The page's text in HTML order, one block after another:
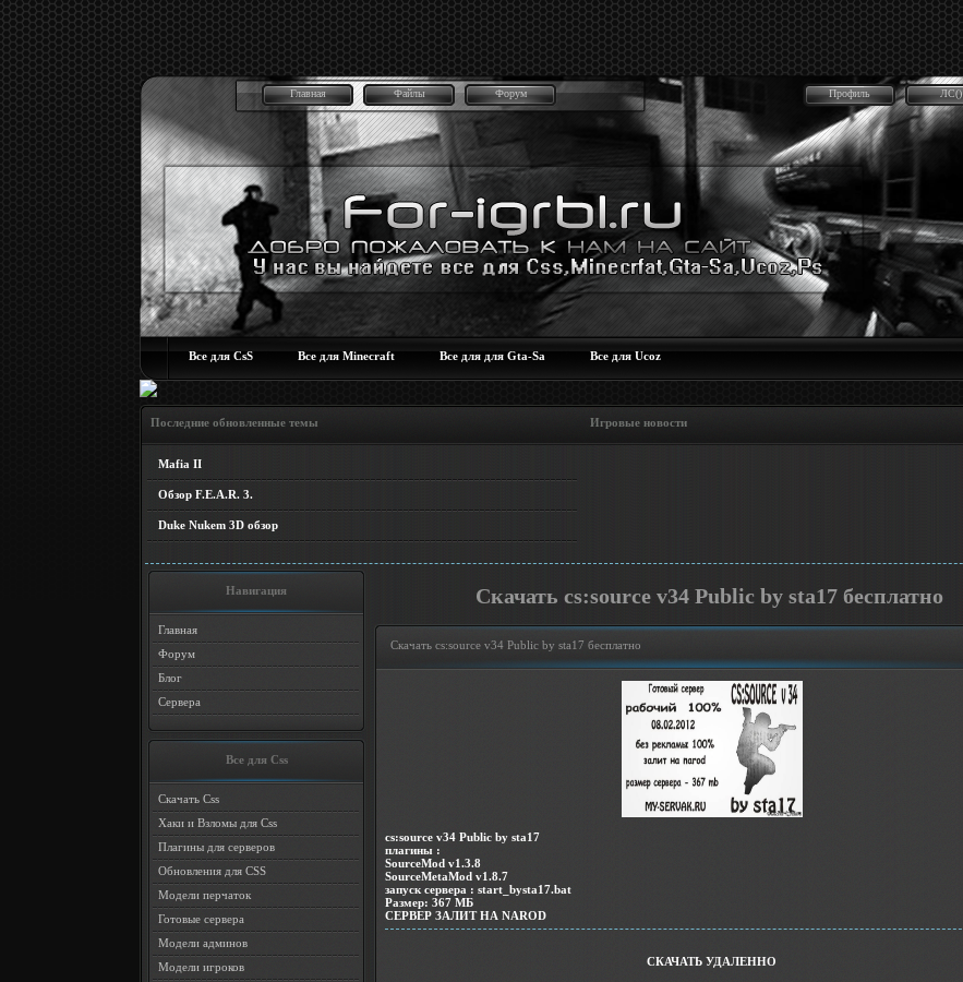
Главная Файлы Форум Профиль ЛС()
Все для CsS Все для Minecraft Все для для Gta-Sa Все для Ucoz
Последние обновленные темы Игровые новости
Mafia II
Обзор F.E.A.R. 3.
Duke Nukem 3D обзор
Навигация
Главная
Форум
Блог
Сервера
Все для Css
Скачать Css
Хаки и Взломы для Css
Плагины для серверов
Обновления для CSS
Модели перчаток
Готовые сервера
Модели админов
Модели игроков
Скачать cs:source v34 Public by sta17 бесплатно
Скачать cs:source v34 Public by sta17 бесплатно
cs:source v34 Public by sta17
плагины :
SourceMod v1.3.8
SourceMetaMod v1.8.7
запуск сервера : start_bysta17.bat
Размер: 367 МБ
CЕРВЕР ЗАЛИТ НА NAROD
СКАЧАТЬ УДАЛЕННО